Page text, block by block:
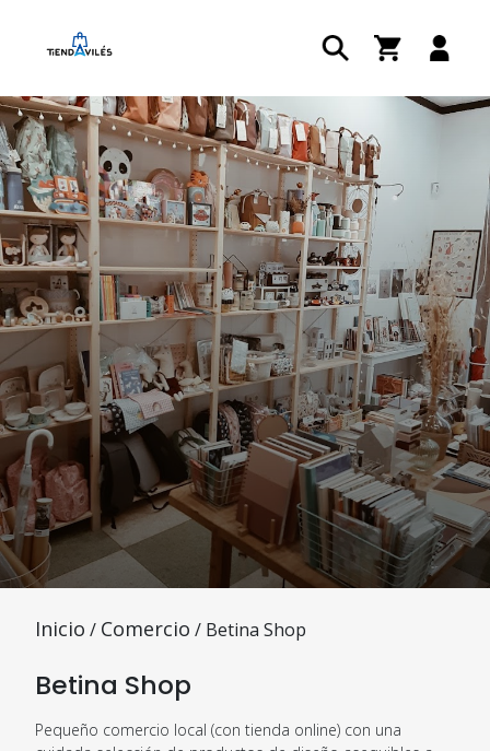
Inicio / Comercio / Betina Shop
Betina Shop
Pequeño comercio local (con tienda online) con una